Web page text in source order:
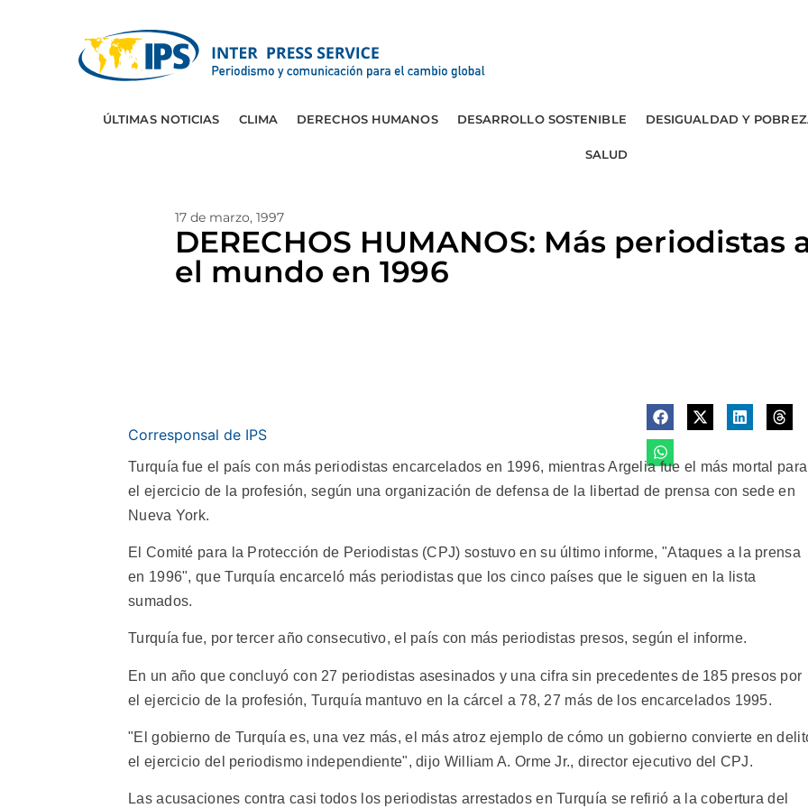
ÚLTIMAS NOTICIAS CLIMA DERECHOS HUMANOS DESARROLLO SOSTENIBLE DESIGUALDAD Y
SALUD
17 de marzo, 1997
DERECHOS HUMANOS: Más periodistas
el mundo en 1996
Corresponsal de IPS
Turquía fue el país con más periodistas encarcelados en 1996, mientras Argelia fue el más mortal para
el ejercicio de la profesión, según una organización de defensa de la libertad de prensa con sede en
Nueva York.
El Comité para la Protección de Periodistas (CPJ) sostuvo en su último informe, "Ataques a la prensa
en 1996", que Turquía encarceló más periodistas que los cinco países que le siguen en la lista
sumados.
Turquía fue, por tercer año consecutivo, el país con más periodistas presos, según el informe.
En un año que concluyó con 27 periodistas asesinados y una cifra sin precedentes de 185 presos por
el ejercicio de la profesión, Turquía mantuvo en la cárcel a 78, 27 más de los encarcelados 1995.
"El gobierno de Turquía es, una vez más, el más atroz ejemplo de cómo un gobierno convierte en
el ejercicio del periodismo independiente", dijo William A. Orme Jr., director ejecutivo del CPJ.
Las acusaciones contra casi todos los periodistas arrestados en Turquía se refirió a la cobertura del